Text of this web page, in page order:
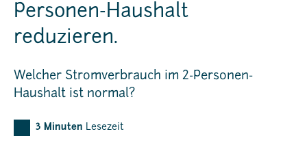
Personen-Haushalt
reduzieren.
Welcher Stromverbrauch im 2-Personen-
Haushalt ist normal?
3 Minuten Lesezeit